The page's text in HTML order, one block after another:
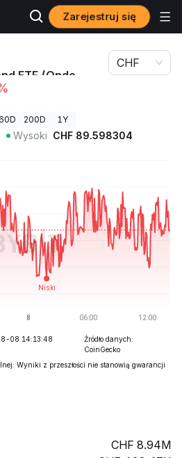
Zarejestruj się
TIPS Bond ETF (Ondo Tokenized ETF)
ETF (Ondo
CHF
200D 1Y
Wysoki CHF 89.598304
08 14:13:48
Źródło danych:
CoinGecko
Wyniki z przeszłości nie stanowią gwarancji
8.94M